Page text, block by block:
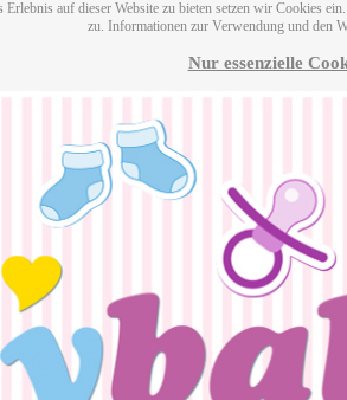
Erlebnis auf dieser Website zu bieten setzen wir Cookies
zu. Informationen zur Verwendung und den
Nur essenzielle